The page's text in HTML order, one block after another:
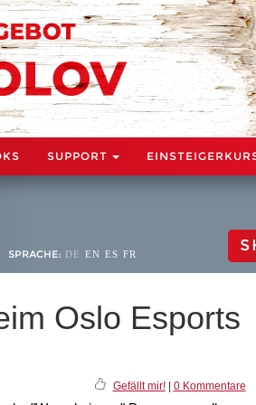
SUPPORT
SPRACHE: DE EN ES FR
Oslo Esports
Gefällt mir!| 0 Kommentare